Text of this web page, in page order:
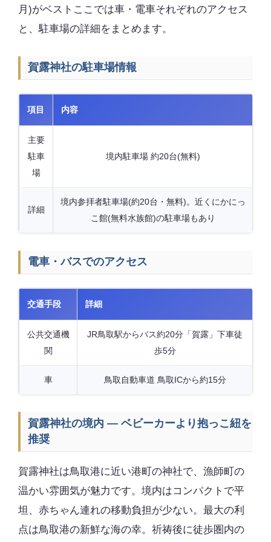
月)がベストここでは車・電車それぞれのアクセス
と、駐車場の詳細をまとめます。
賀露神社の駐車場情報
項目 内容
主要
駐車
場
境内駐車場 約20台(無料)
詳細
境内参拝者駐車場(約20台・無料)。近くにかにっ
こ館(無料水族館)の駐車場もあり
電車・バスでのアクセス
交通手段 詳細
公共交通機
関
JR鳥取駅からバス約20分「賀露」下車徒
歩5分
車 鳥取自動車道 鳥取ICから約15分
賀露神社の境内 — ベビーカーより抱っこ紐を
推奨
賀露神社は鳥取港に近い港町の神社で、漁師町の
温かい雰囲気が魅力です。境内はコンパクトで平
坦、赤ちゃん連れの移動負担が少ない。最大の利
点は鳥取港の新鮮な海の幸。祈祷後に徒歩圏内の